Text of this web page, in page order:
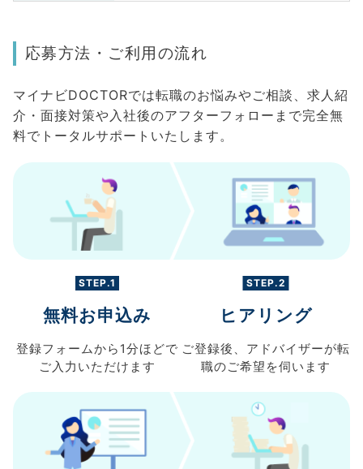
応募方法・ご利用の流れ
マイナビDOCTORでは転職のお悩みやご相談、求人紹
介・面接対策や入社後のアフターフォローまで完全無
料でトータルサポートいたします。
STEP.1
無料お申込み
登録フォームから 1分ほどで
ご入力 いただけます
STEP.2
ヒアリング
ご登録後、 アドバイザーが転
職のご希望を伺います